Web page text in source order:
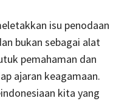
isu penodaan
bukan sebagai alat
pemahaman dan
ajaran keagamaan.
kita yang